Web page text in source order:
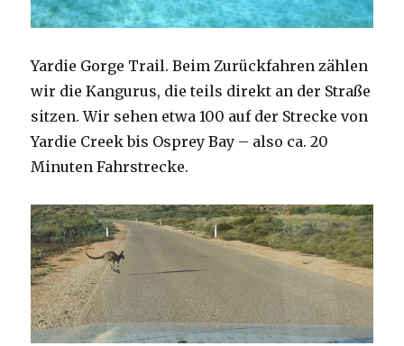
Yardie Gorge Trail. Beim Zurückfahren zählen
wir die Kangurus, die teils direkt an der Straße
sitzen. Wir sehen etwa 100 auf der Strecke von
Yardie Creek bis Osprey Bay – also ca. 20
Minuten Fahrstrecke.